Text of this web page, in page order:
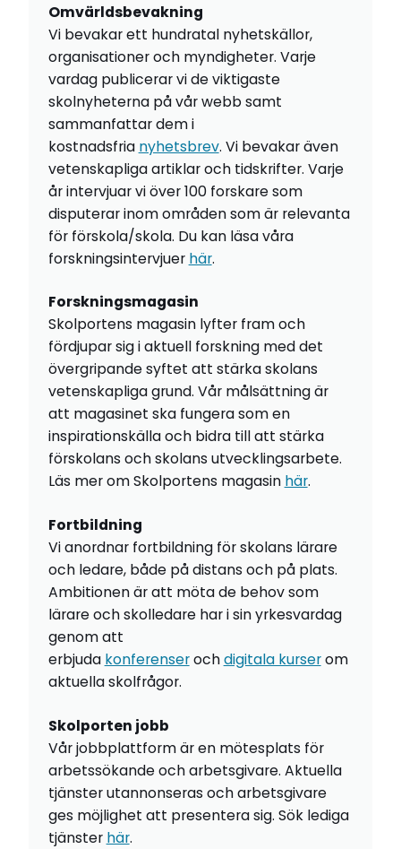
Omvärldsbevakning
Vi bevakar ett hundratal nyhetskällor,
organisationer och myndigheter. Varje
vardag publicerar vi de viktigaste
skolnyheterna på vår webb samt
sammanfattar dem i
kostnadsfria nyhetsbrev. Vi bevakar även
vetenskapliga artiklar och tidskrifter. Varje
år intervjuar vi över 100 forskare som
disputerar inom områden som är relevanta
för förskola/skola. Du kan läsa våra
forskningsintervjuer här.
Forskningsmagasin
Skolportens magasin lyfter fram och
fördjupar sig i aktuell forskning med det
övergripande syftet att stärka skolans
vetenskapliga grund. Vår målsättning är
att magasinet ska fungera som en
inspirationskälla och bidra till att stärka
förskolans och skolans utvecklingsarbete.
Läs mer om Skolportens magasin här.
Fortbildning
Vi anordnar fortbildning för skolans lärare
och ledare, både på distans och på plats.
Ambitionen är att möta de behov som
lärare och skolledare har i sin yrkesvardag
genom att
erbjuda konferenserochdigitala kurserom
aktuella skolfrågor.
Skolporten jobb
Vår jobbplattform är en mötesplats för
arbetssökande och arbetsgivare. Aktuella
tjänster utannonseras och arbetsgivare
ges möjlighet att presentera sig. Sök lediga
tjänster här.